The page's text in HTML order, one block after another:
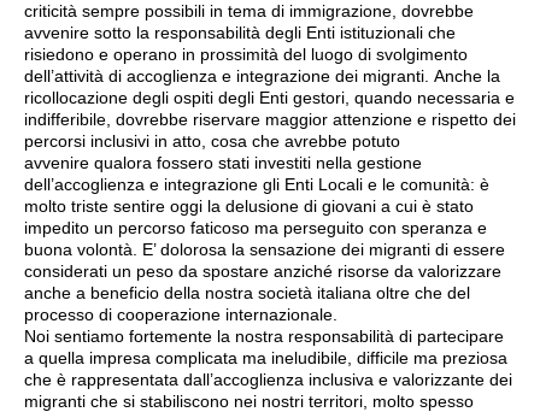
criticità sempre possibili in tema di immigrazione, dovrebbe
avvenire sotto la responsabilità degli Enti istituzionali che
risiedono e operano in prossimità del luogo di svolgimento
dell’attività di accoglienza e integrazione dei migranti. Anche la
ricollocazione degli ospiti degli Enti gestori, quando necessaria e
indifferibile, dovrebbe riservare maggior attenzione e rispetto dei
percorsi inclusivi in atto, cosa che avrebbe potuto
avvenire qualora fossero stati investiti nella gestione
dell’accoglienza e integrazione gli Enti Locali e le comunità: è
molto triste sentire oggi la delusione di giovani a cui è stato
impedito un percorso faticoso ma perseguito con speranza e
buona volontà. E’ dolorosa la sensazione dei migranti di essere
considerati un peso da spostare anziché risorse da valorizzare
anche a beneficio della nostra società italiana oltre che del
processo di cooperazione internazionale.
Noi sentiamo fortemente la nostra responsabilità di partecipare
a quella impresa complicata ma ineludibile, difficile ma preziosa
che è rappresentata dall’accoglienza inclusiva e valorizzante dei
migranti che si stabiliscono nei nostri territori, molto spesso